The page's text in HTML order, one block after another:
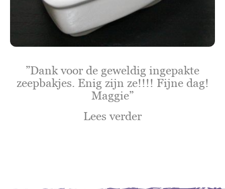
”Dank voor de geweldig ingepakte
zeepbakjes. Enig zijn ze!!!! Fijne dag!
Maggie”
Lees verder